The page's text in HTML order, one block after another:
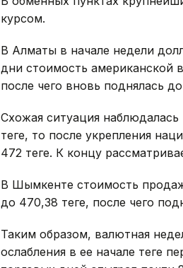
курсом.
В Алматы в начале недели
дни стоимость американской
после чего вновь поднялась до
Схожая ситуация
теңге, то после укрепления
472 теңге. К концу
В Шымкенте стоимость
до 470,38 теңге, после чего
Таким образом, валютная
ослабления в ее начале теңге